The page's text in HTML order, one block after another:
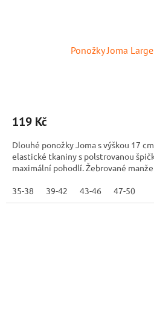
Ponožky Joma
119 Kč
Dlouhé ponožky Joma s výškou 17
elastické tkaniny s polstrovanou
maximální pohodlí. Žebrované
35-38 39-42 43-46 47-50